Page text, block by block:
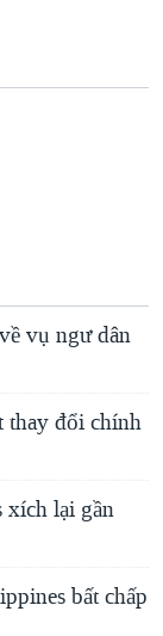
vụ ngư dân
thay đổi chính
xích lại gần
bất chấp